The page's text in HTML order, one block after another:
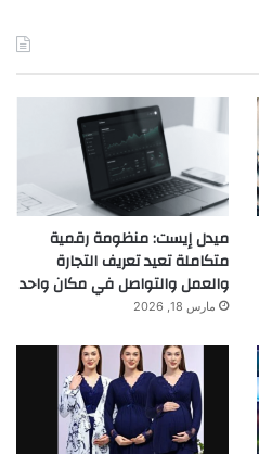
ميدل إيست: منظومة رقمية
متكاملة تعيد تعريف التجارة
والعمل والتواصل في مكان واحد
مارس 18, 2026